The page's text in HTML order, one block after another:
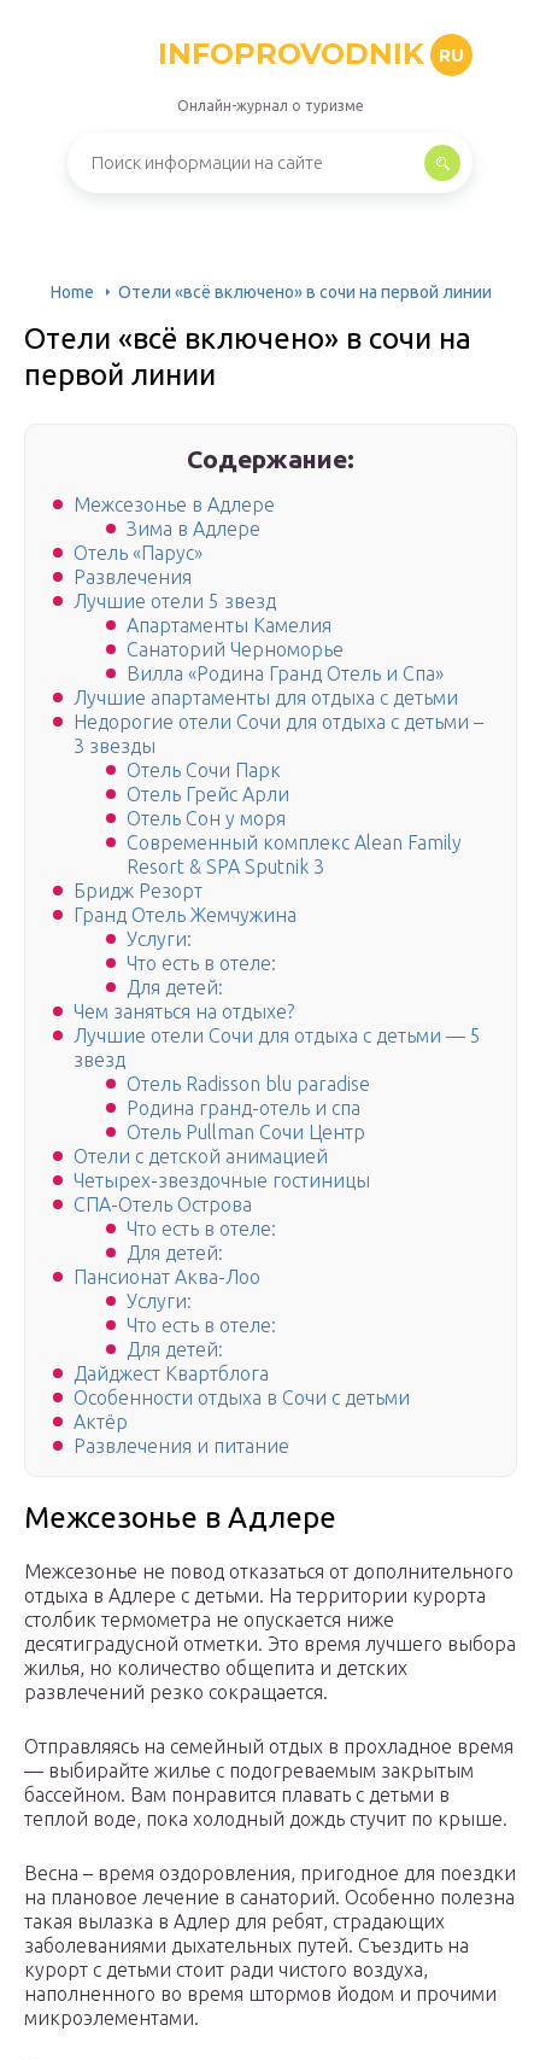
INFOPROVODNIK RU
Онлайн-журнал о туризме
Home Отели «всё включено» в сочи на первой линии
Отели «всё включено» в сочи на
первой линии
Содержание:
Межсезонье в Адлере
Зима в Адлере
Отель «Парус»
Развлечения
Лучшие отели 5 звезд
Апартаменты Камелия
Санаторий Черноморье
Вилла «Родина Гранд Отель и Спа»
Лучшие апартаменты для отдыха с детьми
Недорогие отели Сочи для отдыха с детьми –
3 звезды
Отель Сочи Парк
Отель Грейс Арли
Отель Сон у моря
Современный комплекс Alean Family
Resort & SPA Sputnik 3
Бридж Резорт
Гранд Отель Жемчужина
Услуги:
Что есть в отеле:
Для детей:
Чем заняться на отдыхе?
Лучшие отели Сочи для отдыха с детьми — 5
звезд
Отель Radisson blu paradise
Родина гранд-отель и спа
Отель Pullman Сочи Центр
Отели с детской анимацией
Четырех-звездочные гостиницы
СПА-Отель Острова
Что есть в отеле:
Для детей:
Пансионат Аква-Лоо
Услуги:
Что есть в отеле:
Для детей:
Дайджест Квартблога
Особенности отдыха в Сочи с детьми
Актёр
Развлечения и питание
Межсезонье в Адлере
Межсезонье не повод отказаться от дополнительного
отдыха в Адлере с детьми. На территории курорта
столбик термометра не опускается ниже
десятиградусной отметки. Это время лучшего выбора
жилья, но количество общепита и детских
развлечений резко сокращается.
Отправляясь на семейный отдых в прохладное время
— выбирайте жилье с подогреваемым закрытым
бассейном. Вам понравится плавать с детьми в
теплой воде, пока холодный дождь стучит по крыше.
Весна – время оздоровления, пригодное для поездки
на плановое лечение в санаторий. Особенно полезна
такая вылазка в Адлер для ребят, страдающих
заболеваниями дыхательных путей. Съездить на
курорт с детьми стоит ради чистого воздуха,
наполненного во время штормов йодом и прочими
микроэлементами.